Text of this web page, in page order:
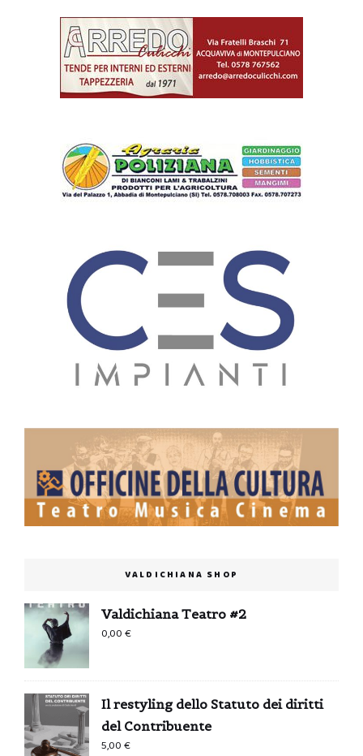
VALDICHIANA SHOP
Valdichiana Teatro #2
0,00€
Il restyling dello Statuto dei diritti
del Contribuente
5,00€